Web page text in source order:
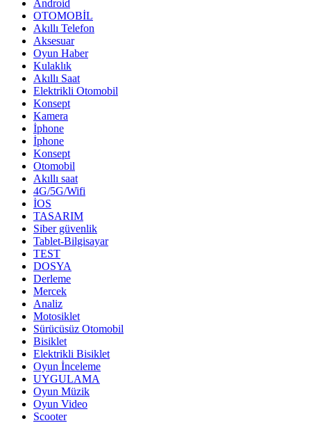
Android
OTOMOBİL
Akıllı Telefon
Aksesuar
Oyun Haber
Kulaklık
Akıllı Saat
Elektrikli Otomobil
Konsept
Kamera
İphone
İphone
Konsept
Otomobil
Akıllı saat
4G/5G/Wifi
İOS
TASARIM
Siber güvenlik
Tablet-Bilgisayar
TEST
DOSYA
Derleme
Mercek
Analiz
Motosiklet
Sürücüsüz Otomobil
Bisiklet
Elektrikli Bisiklet
Oyun İnceleme
UYGULAMA
Oyun Müzik
Oyun Video
Scooter